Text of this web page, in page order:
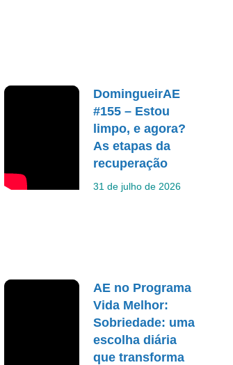
DomingueirAE
#155 – Estou
limpo, e agora?
As etapas da
recuperação
31 de julho de 2026
AE no Programa
Vida Melhor:
Sobriedade: uma
escolha diária
que transforma